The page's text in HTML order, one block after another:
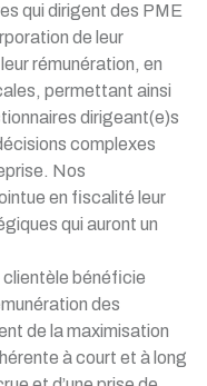
qui dirigent des PME
de leur
rémunération, en
permettant ainsi
dirigeant(e)s
complexes
Nos
en fiscalité leur
qui auront un
bénéficie
des
de la maximisation
à court et à long